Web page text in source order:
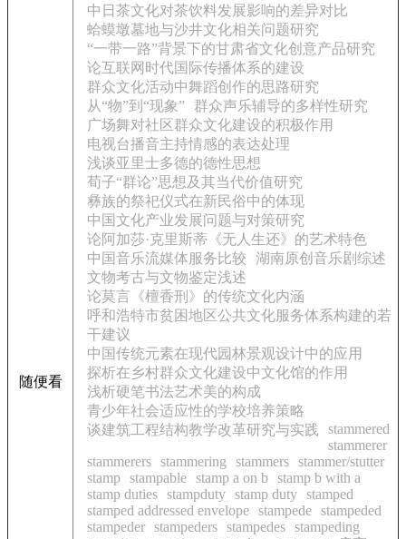
随便看
中日茶文化对茶饮料发展影响的差异对比
蛤蟆墩墓地与沙井文化相关问题研究
“一带一路”背景下的甘肃省文化创意产品研究
论互联网时代国际传播体系的建设
群众文化活动中舞蹈创作的思路研究
从“物”到“现象”
群众声乐辅导的多样性研究
广场舞对社区群众文化建设的积极作用
电视台播音主持情感的表达处理
浅谈亚里士多德的德性思想
荀子“群论”思想及其当代价值研究
彝族的祭祀仪式在新民俗中的体现
中国文化产业发展问题与对策研究
论阿加莎·克里斯蒂《无人生还》的艺术特色
中国音乐流媒体服务比较
湖南原创音乐剧综述
文物考古与文物鉴定浅述
论莫言《檀香刑》的传统文化内涵
呼和浩特市贫困地区公共文化服务体系构建的若
干建议
中国传统元素在现代园林景观设计中的应用
探析在乡村群众文化建设中文化馆的作用
浅析硬笔书法艺术美的构成
青少年社会适应性的学校培养策略
谈建筑工程结构教学改革研究与实践
stammered
stammerer
stammerers stammering stammers stammer/stutter
stamp stampable stamp a on b stamp b with a
stamp duties stampduty stamp duty stamped
stamped addressed envelope stampede stampeded
stampeder stampeders stampedes stampeding